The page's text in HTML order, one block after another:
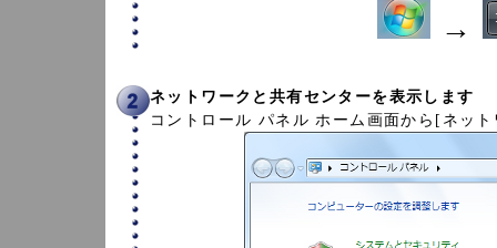
→
ネットワークと共有センターを表示します
コントロール パネル ホーム画面から[ネッ